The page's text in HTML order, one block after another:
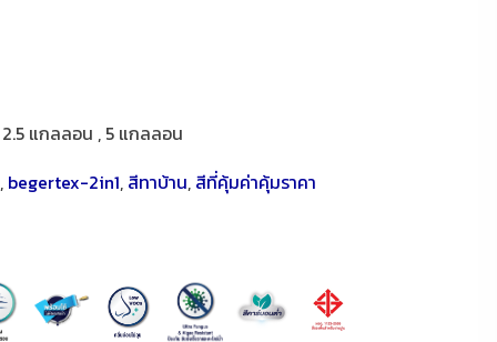
แกลลอน , 5 แกลลอน
, begertex-2in1, สีทาบ้าน, สีที่คุ้มค่าคุ้มราคา